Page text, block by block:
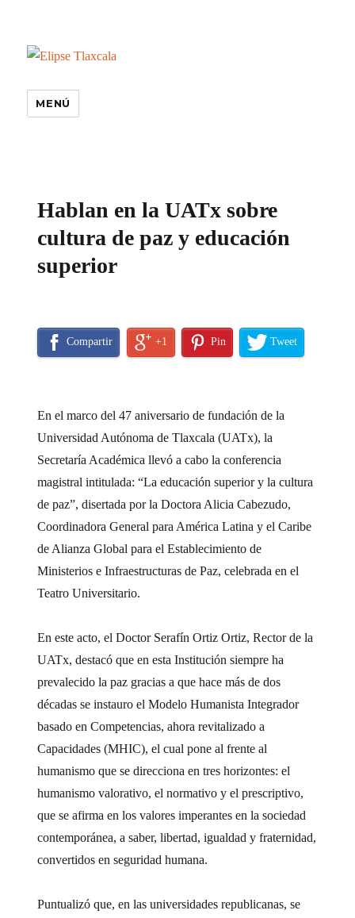
MENÚ
Hablan en la UATx sobre
cultura de paz y educación
superior
Compartir +1 Pin Tweet
En el marco del 47 aniversario de fundación de la
Universidad Autónoma de Tlaxcala (UATx), la
Secretaría Académica llevó a cabo la conferencia
magistral intitulada: “La educación superior y la cultura
de paz”, disertada por la Doctora Alicia Cabezudo,
Coordinadora General para América Latina y el Caribe
de Alianza Global para el Establecimiento de
Ministerios e Infraestructuras de Paz, celebrada en el
Teatro Universitario.
En este acto, el Doctor Serafín Ortiz Ortiz, Rector de la
UATx, destacó que en esta Institución siempre ha
prevalecido la paz gracias a que hace más de dos
décadas se instauro el Modelo Humanista Integrador
basado en Competencias, ahora revitalizado a
Capacidades (MHIC), el cual pone al frente al
humanismo que se direcciona en tres horizontes: el
humanismo valorativo, el normativo y el prescriptivo,
que se afirma en los valores imperantes en la sociedad
contemporánea, a saber, libertad, igualdad y fraternidad,
convertidos en seguridad humana.
Puntualizó que, en las universidades republicanas, se